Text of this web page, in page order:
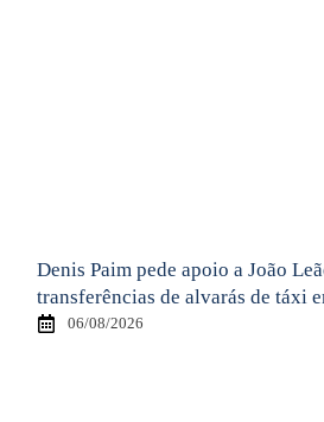
Denis Paim pede apoio a João
transferências de alvarás de táxi
06/08/2026